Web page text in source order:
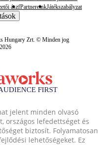
ászfPartnereinkJátékszabályzat
Hungary Zrt. © Minden jog
jelent minden olvasó
országos lefedettséget és
biztosít. Folyamatosan
lehetőségeket. Ez